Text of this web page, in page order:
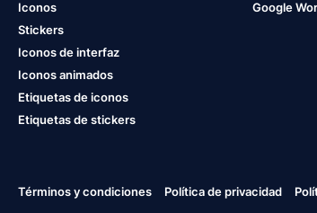
Iconos
Stickers
Iconos de interfaz
Iconos animados
Etiquetas de iconos
Etiquetas de stickers
Google
Términos y condiciones Política de privacidad